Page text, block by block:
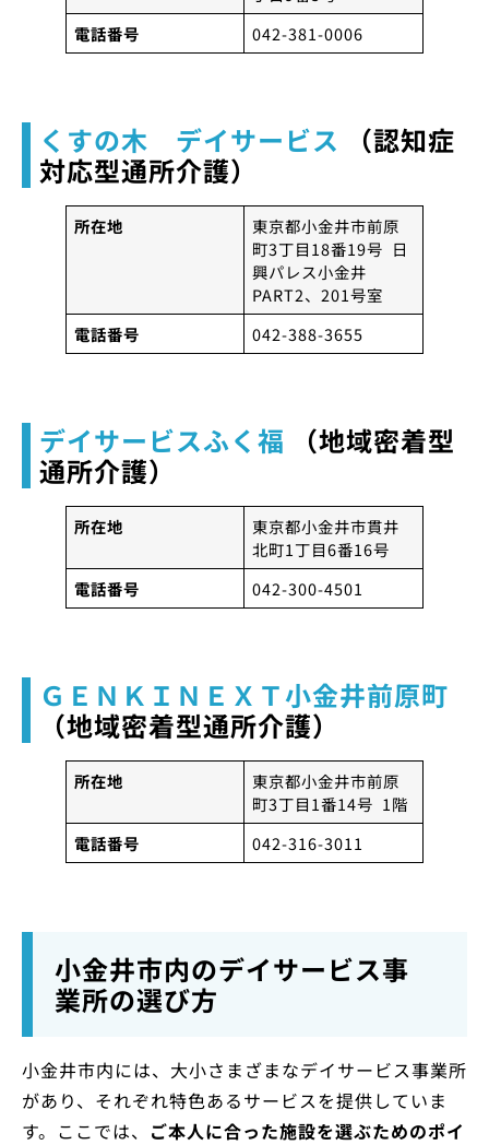
電話番号
042-381-0006
くすの木 デイサービス （認知症
対応型通所介護）
所在地
東京都小金井市前原
町3丁目18番19号 日
興パレス小金井
PART2、201号室
電話番号
042-388-3655
デイサービスふく福 （地域密着型
通所介護）
所在地
東京都小金井市貫井
北町1丁目6番16号
電話番号
042-300-4501
ＧＥＮＫＩＮＥＸＴ小金井前原町
（地域密着型通所介護）
所在地
東京都小金井市前原
町3丁目1番14号 1階
電話番号
042-316-3011
小金井市内のデイサービス事
業所の選び方
小金井市内には、大小さまざまなデイサービス事業所
があり、それぞれ特色あるサービスを提供していま
す。ここでは、 ご本人に合った施設を選ぶためのポイ